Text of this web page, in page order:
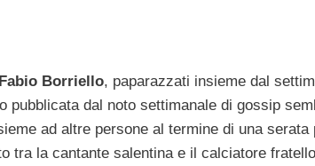
Borriello, paparazzati insieme dal
pubblicata dal noto settimanale di gossip
ad altre persone al termine di una serata
tra la cantante salentina e il calciatore